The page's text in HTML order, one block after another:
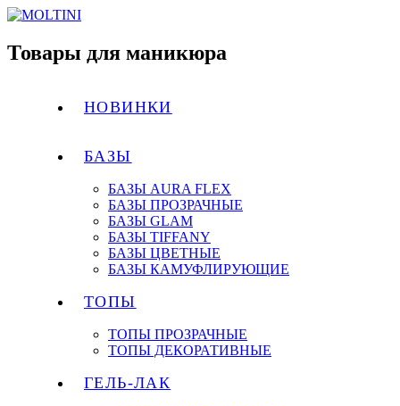
Товары для маникюра
НОВИНКИ
БАЗЫ
БАЗЫ AURA FLEX
БАЗЫ ПРОЗРАЧНЫЕ
БАЗЫ GLAM
БАЗЫ TIFFANY
БАЗЫ ЦВЕТНЫЕ
БАЗЫ КАМУФЛИРУЮЩИЕ
ТОПЫ
ТОПЫ ПРОЗРАЧНЫЕ
ТОПЫ ДЕКОРАТИВНЫЕ
ГЕЛЬ-ЛАК